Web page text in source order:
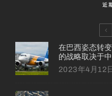
近
在巴西姿态转
的战略取决于
2023年4月12